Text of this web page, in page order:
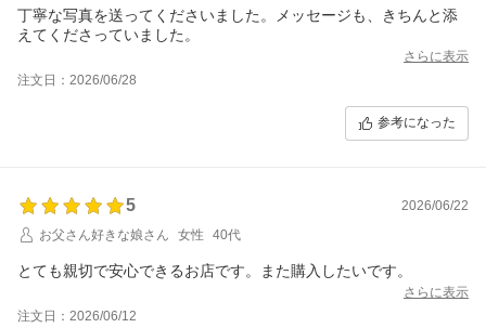
丁寧な写真を送ってくださいました。メッセージも、きちんと添
えてくださっていました。
さらに表示
注文日：2026/06/28
参考になった
5
2026/06/22
お父さん好きな娘さん
女性 40代
とても親切で安心できるお店です。また購入したいです。
さらに表示
注文日：2026/06/12